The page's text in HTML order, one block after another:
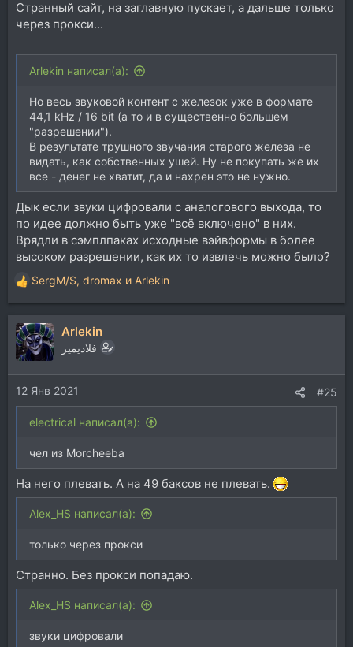
Странный сайт, на заглавную пускает, а дальше только
через прокси...
Arlekin написал(а):
Но весь звуковой контент с железок уже в формате
44,1 kHz / 16 bit (а то и в существенно большем
"разрешении").
В результате трушного звучания старого железа не
видать, как собственных ушей. Ну не покупать же их
все - денег не хватит, да и нахрен это не нужно.
Дык если звуки цифровали с аналогового выхода, то
по идее должно быть уже "всё включено" в них.
Врядли в сэмплпаках исходные вэйвформы в более
высоком разрешении, как их то извлечь можно было?
Р
е
а
к
ц
и
и
:
SergM/S, dromax и Arlekin
Arlekin
فلاديمير
12 Янв 2021 #25
electrical написал(а):
чел из Morcheeba
На него плевать. А на 49 баксов не плевать.
Alex_HS написал(а):
только через прокси
Странно. Без прокси попадаю.
Alex_HS написал(а):
звуки цифровали